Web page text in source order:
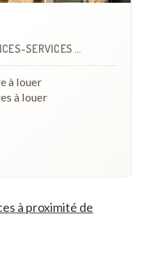
SERVICES À
à louer
à louer
à proximité de